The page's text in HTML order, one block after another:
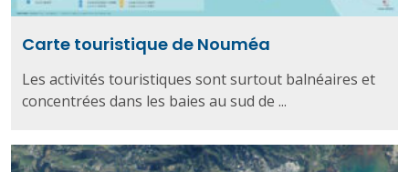
Carte touristique de Nouméa
Les activités touristiques sont surtout balnéaires et
concentrées dans les baies au sud de ...